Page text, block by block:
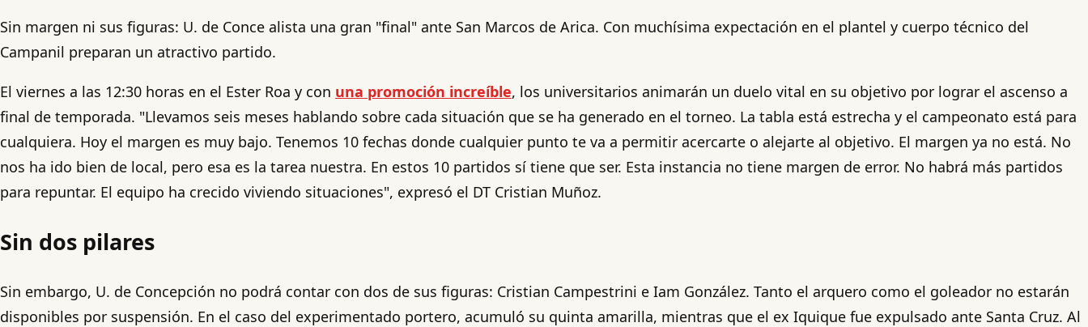
Sin margen ni sus figuras: U. de Conce alista una gran "final" ante San Marcos de Arica. Con muchísima expectación en el plantel y cuerpo técnico del
Campanil preparan un atractivo partido.
El viernes a las 12:30 horas en el Ester Roa y con una promoción increíble, los universitarios animarán un duelo vital en su objetivo por lograr el ascenso a
final de temporada. "Llevamos seis meses hablando sobre cada situación que se ha generado en el torneo. La tabla está estrecha y el campeonato está para
cualquiera. Hoy el margen es muy bajo. Tenemos 10 fechas donde cualquier punto te va a permitir acercarte o alejarte al objetivo. El margen ya no está. No
nos ha ido bien de local, pero esa es la tarea nuestra. En estos 10 partidos sí tiene que ser. Esta instancia no tiene margen de error. No habrá más partidos
para repuntar. El equipo ha crecido viviendo situaciones", expresó el DT Cristian Muñoz.
Sin dos pilares
Sin embargo, U. de Concepción no podrá contar con dos de sus figuras: Cristian Campestrini e Iam González. Tanto el arquero como el goleador no estarán
disponibles por suspensión. En el caso del experimentado portero, acumuló su quinta amarilla, mientras que el ex Iquique fue expulsado ante Santa Cruz. Al